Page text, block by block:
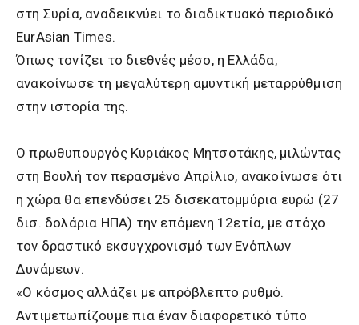
στη Συρία, αναδεικνύει το διαδικτυακό περιοδικό
EurAsian Times.
Όπως τονίζει το διεθνές μέσο, η Ελλάδα,
ανακοίνωσε τη μεγαλύτερη αμυντική μεταρρύθμιση
στην ιστορία της.
Ο πρωθυπουργός Κυριάκος Μητσοτάκης, μιλώντας
στη Βουλή τον περασμένο Απρίλιο, ανακοίνωσε ότι
η χώρα θα επενδύσει 25 δισεκατομμύρια ευρώ (27
δισ. δολάρια ΗΠΑ) την επόμενη 12ετία, με στόχο
τον δραστικό εκσυγχρονισμό των Ενόπλων
Δυνάμεων.
«Ο κόσμος αλλάζει με απρόβλεπτο ρυθμό.
Αντιμετωπίζουμε πια έναν διαφορετικό τύπο